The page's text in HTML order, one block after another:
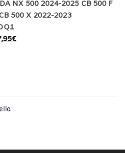
NX 500 2024-2025 CB 500 F
500 X 2022-2023
€